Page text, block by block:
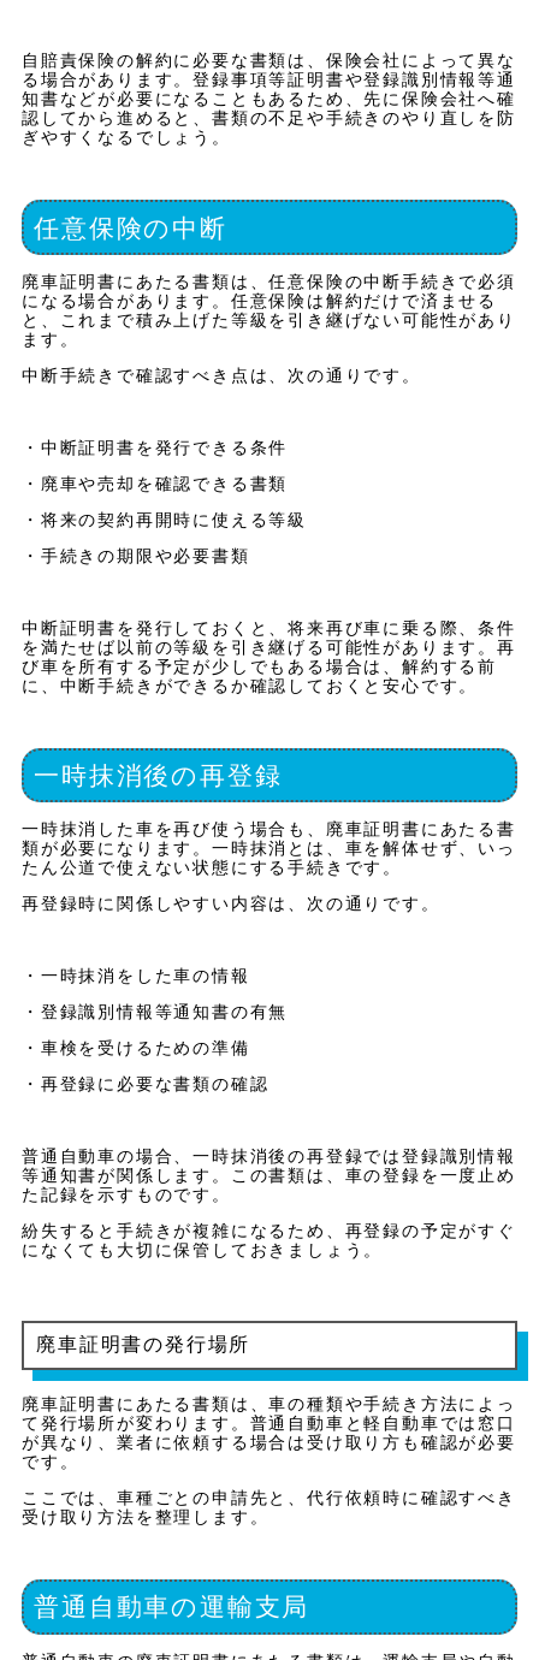
自賠責保険の解約に必要な書類は、保険会社によって異な
る場合があります。登録事項等証明書や登録識別情報等通
知書などが必要になることもあるため、先に保険会社へ確
認してから進めると、書類の不足や手続きのやり直しを防
ぎやすくなるでしょう。
任意保険の中断
廃車証明書にあたる書類は、任意保険の中断手続きで必須
になる場合があります。任意保険は解約だけで済ませる
と、これまで積み上げた等級を引き継げない可能性があり
ます。
中断手続きで確認すべき点は、次の通りです。
・中断証明書を発行できる条件
・廃車や売却を確認できる書類
・将来の契約再開時に使える等級
・手続きの期限や必要書類
中断証明書を発行しておくと、将来再び車に乗る際、条件
を満たせば以前の等級を引き継げる可能性があります。再
び車を所有する予定が少しでもある場合は、解約する前
に、中断手続きができるか確認しておくと安心です。
一時抹消後の再登録
一時抹消した車を再び使う場合も、廃車証明書にあたる書
類が必要になります。一時抹消とは、車を解体せず、いっ
たん公道で使えない状態にする手続きです。
再登録時に関係しやすい内容は、次の通りです。
・一時抹消をした車の情報
・登録識別情報等通知書の有無
・車検を受けるための準備
・再登録に必要な書類の確認
普通自動車の場合、一時抹消後の再登録では登録識別情報
等通知書が関係します。この書類は、車の登録を一度止め
た記録を示すものです。
紛失すると手続きが複雑になるため、再登録の予定がすぐ
になくても大切に保管しておきましょう。
廃車証明書の発行場所
廃車証明書にあたる書類は、車の種類や手続き方法によっ
て発行場所が変わります。普通自動車と軽自動車では窓口
が異なり、業者に依頼する場合は受け取り方も確認が必要
です。
ここでは、車種ごとの申請先と、代行依頼時に確認すべき
受け取り方法を整理します。
普通自動車の運輸支局